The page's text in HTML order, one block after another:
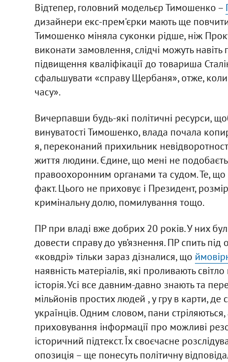
Відтепер, головний модельєр Тимошенко –
дизайнери екс-прем'єрки мають ще
Тимошенко міняла суконки рідше, ніж
виконати замовлення, слідчі можуть навіть
підвищення кваліфікації до товариша
сфальшувати «справу Щербаня», отже,
часу».
Вичерпавши будь-які політичні ресурси,
винуватості Тимошенко, влада почала
я, переконаний прихильник
життя людини. Єдине, що мені не
правоохоронним органами та судом. Те,
факт. Цього не приховує і Президент,
кримінальну долю, помилування тощо.
ПР при владі вже добрих 20 років. У них
довести справу до ув’язнення. ПР спить
«ковдрі» тільки зараз дізналися, що
наявність матеріалів, які проливають
історія. Усі все давним-давно знають та
мільйонів простих людей , у гру в карти, де
українців. Одним словом, пани
приховування інформації про можливі
історичний підтекст. Їх своєчасне
опозиція – ще понесуть політичну